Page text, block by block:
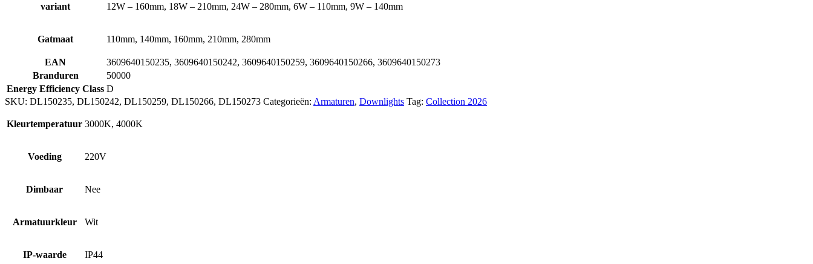
variant 12W – 160mm, 18W – 210mm, 24W – 280mm, 6W – 110mm, 9W – 140mm
Gatmaat 110mm, 140mm, 160mm, 210mm, 280mm
EAN
3609640150235, 3609640150242, 3609640150259, 3609640150266, 3609640150273
Branduren
50000
Energy Efficiency Class D
SKU: DL150235, DL150242, DL150259, DL150266, DL150273 Categorieën: Armaturen, Downlights Tag: Collection 2026
Kleurtemperatuur 3000K, 4000K
Voeding 220V
Dimbaar Nee
Armatuurkleur Wit
IP-waarde IP44